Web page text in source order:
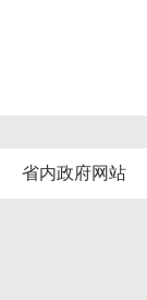
省内政府网站